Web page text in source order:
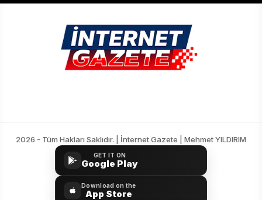
2026 - Tüm Hakları Saklıdır. | İnternet Gazete | Mehmet YILDIRIM
GET IT ON
Google Play
Download on the
App Store